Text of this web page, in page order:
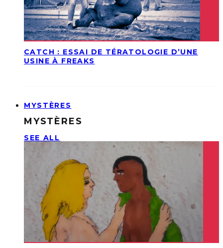
CATCH : ESSAI DE TÉRATOLOGIE D’UNE
USINE À FREAKS
MYSTÈRES
MYSTÈRES
SEE ALL